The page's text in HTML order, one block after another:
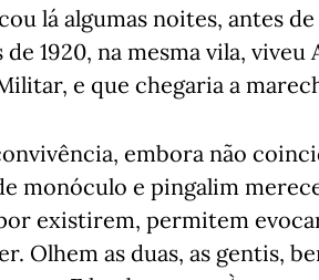
lá algumas noites, antes
de 1920, na mesma vila,
e que chegaria a
embora não
monóculo e pingalim
existirem, permitem
Olhem as duas, as gentis,